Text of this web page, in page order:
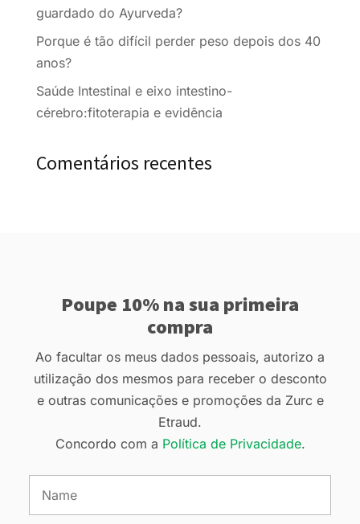
guardado do Ayurveda?
Porque é tão difícil perder peso depois dos 40
anos?
Saúde Intestinal e eixo intestino-
cérebro:fitoterapia e evidência
Comentários recentes
Poupe 10% na sua primeira
compra
Ao facultar os meus dados pessoais, autorizo a
utilização dos mesmos para receber o desconto
e outras comunicações e promoções da Zurc e
Etraud.
Concordo com a Política de Privacidade.